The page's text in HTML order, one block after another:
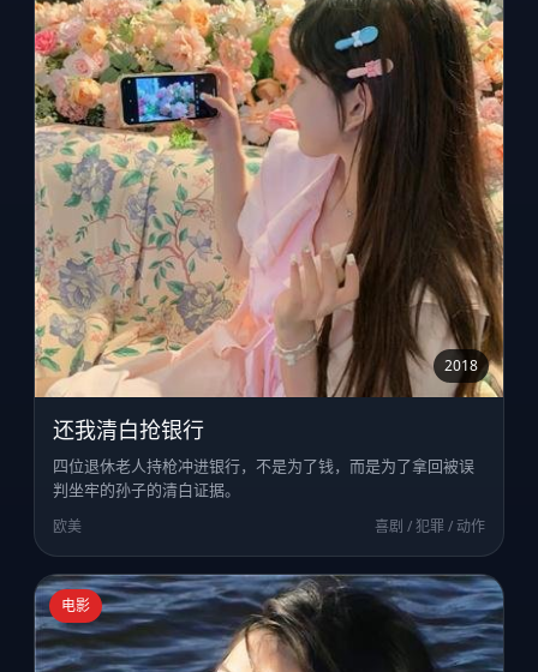
2018
还我清白抢银行
四位退休老人持枪冲进银行，不是为了钱，而是为了拿回被误
判坐牢的孙子的清白证据。
欧美 喜剧 / 犯罪 / 动作
电影